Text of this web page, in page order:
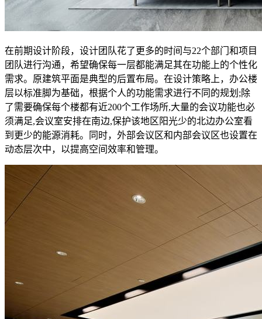
在前期设计阶段，设计团队花了更多的时间与22个部门和项目
团队进行沟通，希望确保每一层都能满足其在功能上的个性化
需求。原建筑平面是典型的后置布局。在设计策略上，办公楼
层以标准脚为基础，根据个人的功能需求进行不同的规划;除
了需要确保每个楼都有近200个工作场所,大量的会议功能也必
须满足,会议室安排在南边,保护该地区阳光少的北边办公室看
到更少的能源消耗。同时，外部会议区和内部会议区也设置在
动态层次中，以提高空间效率和管理。